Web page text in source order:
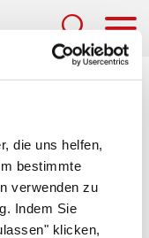
die uns helfen,
bestimmte
verwenden zu
Indem Sie
klicken,
nach
deuten
noch